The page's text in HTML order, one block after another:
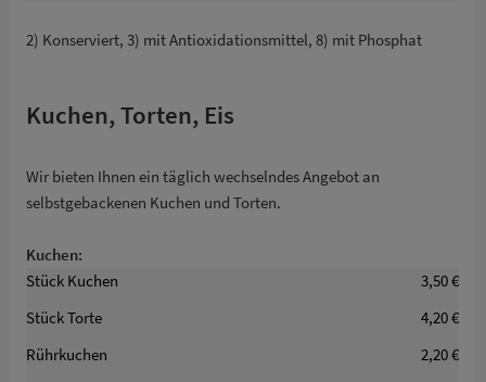
2) Konserviert, 3) mit Antioxidationsmittel, 8) mit Phosphat
Kuchen, Torten, Eis
Wir bieten Ihnen ein täglich wechselndes Angebot an
selbstgebackenen Kuchen und Torten.
Kuchen:
Stück Kuchen
3,50 €
Stück Torte
4,20 €
Rührkuchen
2,20 €